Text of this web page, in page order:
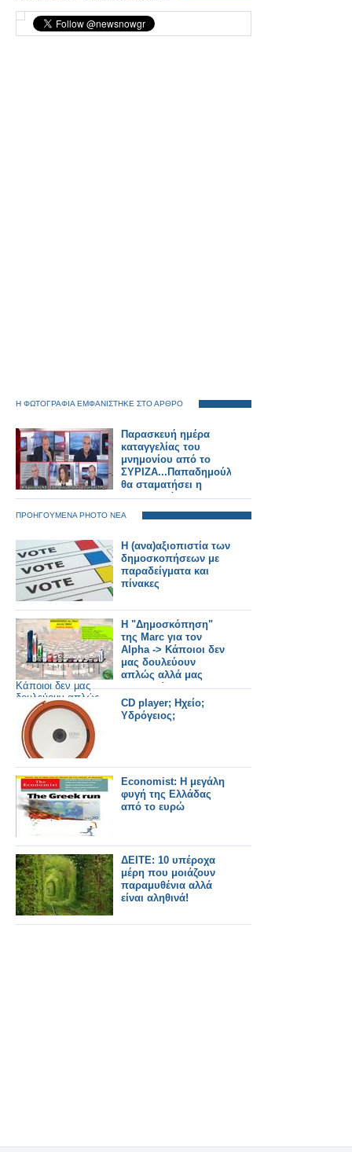
Η ΦΩΤΟΓΡΑΦΙΑ ΕΜΦΑΝΙΣΤΗΚΕ ΣΤΟ ΑΡΘΡΟ
Παρασκευή ημέρα
καταγγελίας του
μνημονίου από το
ΣΥΡΙΖΑ...Παπαδημούλης...Δεν
θα σταματήσει η
χρηματοδότηση αν
καταγγείλουμε το
μνημόνιο
ΠΡΟΗΓΟΥΜΕΝΑ PHOTO ΝΕΑ
H (ανα)αξιοπιστία των
δημοσκοπήσεων με
παραδείγματα και
πίνακες
Κάποιοι δεν μας
δουλεύουν απλώς
αλλά μας
επεξεργάζονται
επιστημονικά!">
Η "Δημοσκόπηση"
της Marc για τον
Alpha -> Κάποιοι δεν
μας δουλεύουν
απλώς αλλά μας
επεξεργάζονται
επιστημονικά!
CD player; Ηχείο;
Υδρόγειος;
Economist: Η μεγάλη
φυγή της Ελλάδας
από το ευρώ
ΔΕΙΤΕ: 10 υπέροχα
μέρη που μοιάζουν
παραμυθένια αλλά
είναι αληθινά!